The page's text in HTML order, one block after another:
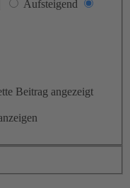
Aufsteigend
Beitrag angezeigt